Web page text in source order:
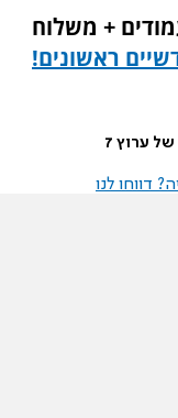
+ משלוח
ראשונים!
ערוץ 7
דווחו לנו